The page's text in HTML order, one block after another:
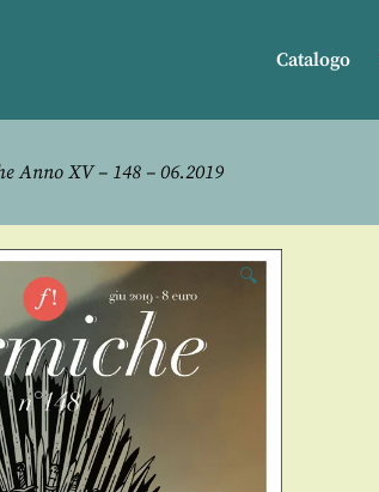
Catalogo
Anno XV – 148 – 06.2019
🔍